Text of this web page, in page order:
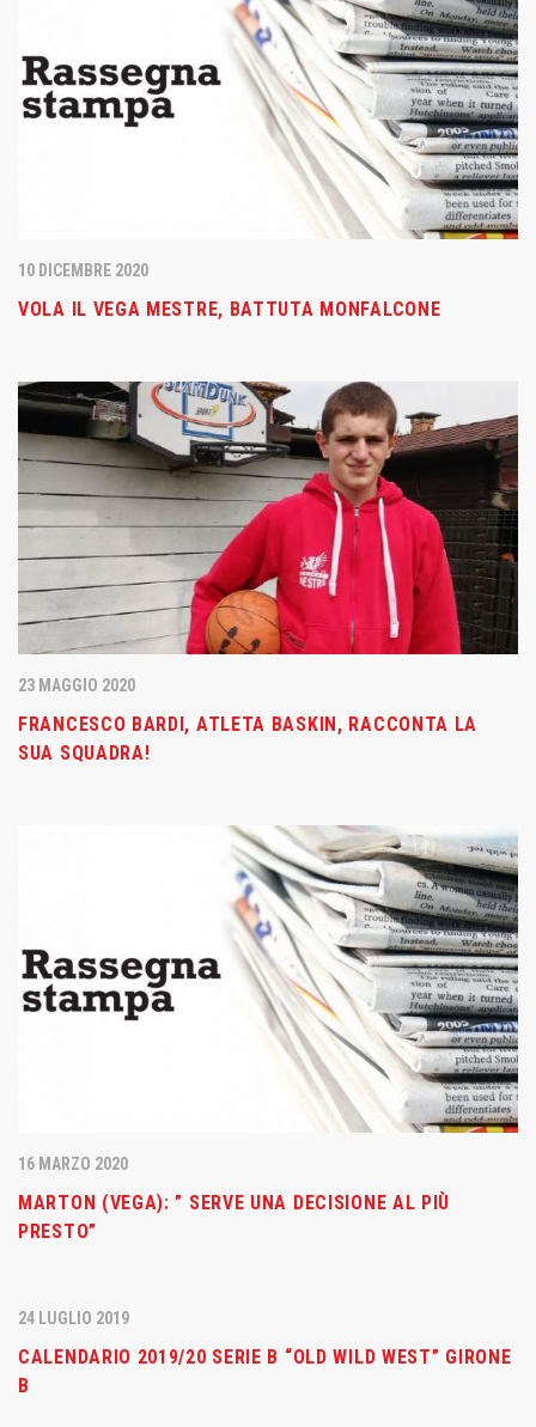
10 DICEMBRE 2020
VOLA IL VEGA MESTRE, BATTUTA MONFALCONE
23 MAGGIO 2020
FRANCESCO BARDI, ATLETA BASKIN, RACCONTA LA
SUA SQUADRA!
16 MARZO 2020
MARTON (VEGA): ” SERVE UNA DECISIONE AL PIÙ
PRESTO”
24 LUGLIO 2019
CALENDARIO 2019/20 SERIE B “OLD WILD WEST” GIRONE
B